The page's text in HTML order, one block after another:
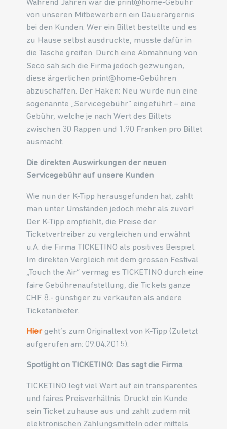
Während Jahren war die print@home-Gebühr
von unseren Mitbewerbern ein Dauerärgernis
bei den Kunden. Wer ein Billet bestellte und es
zu Hause selbst ausdruckte, musste dafür in
die Tasche greifen. Durch eine Abmahnung von
Seco sah sich die Firma jedoch gezwungen,
diese ärgerlichen print@home-Gebühren
abzuschaffen. Der Haken: Neu wurde nun eine
sogenannte „Servicegebühr“ eingeführt – eine
Gebühr, welche je nach Wert des Billets
zwischen 30 Rappen und 1.90 Franken pro Billet
ausmacht.
Die direkten Auswirkungen der neuen
Servicegebühr auf unsere Kunden
Wie nun der K-Tipp herausgefunden hat, zahlt
man unter Umständen jedoch mehr als zuvor!
Der K-Tipp empfiehlt, die Preise der
Ticketvertreiber zu vergleichen und erwähnt
u.A. die Firma TICKETINO als positives Beispiel.
Im direkten Vergleich mit dem grossen Festival
„Touch the Air“ vermag es TICKETINO durch eine
faire Gebührenaufstellung, die Tickets ganze
CHF 8.- günstiger zu verkaufen als andere
Ticketanbieter.
Hiergeht’s zum Originaltext von K-Tipp (Zuletzt
aufgerufen am: 09.04.2015).
Spotlight on TICKETINO: Das sagt die Firma
TICKETINO legt viel Wert auf ein transparentes
und faires Preisverhältnis. Druckt ein Kunde
sein Ticket zuhause aus und zahlt zudem mit
elektronischen Zahlungsmitteln oder mittels